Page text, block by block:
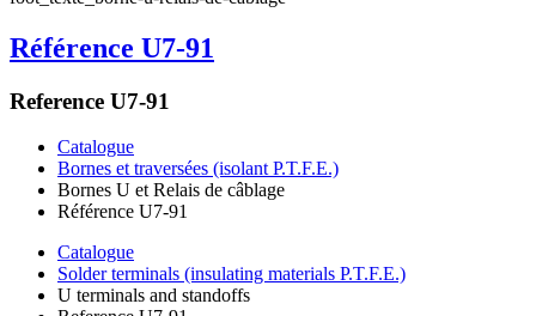
Référence U7-91
Reference U7-91
Catalogue
Bornes et traversées (isolant P.T.F.E.)
Bornes U et Relais de câblage
Référence U7-91
Catalogue
Solder terminals (insulating materials P.T.F.E.)
U terminals and standoffs